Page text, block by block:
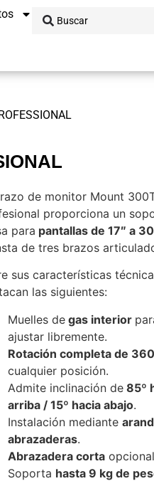
de monitor Mount
proporciona un
para pantallas de 17″ a
de tres brazos
sus características
las siguientes:
Muelles de gas interior
ajustar libremente.
Rotación completa de
cualquier posición.
Admite inclinación de 85º
arriba / 15º hacia abajo.
Instalación mediante
abrazaderas.
Abrazadera corta
Soporta hasta 9 kg de